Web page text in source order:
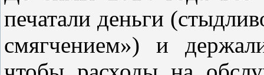
печатали деньги
смягчением») и